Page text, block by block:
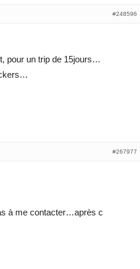
#248596
pour un trip de 15jours…
#267977
à me contacter…après c